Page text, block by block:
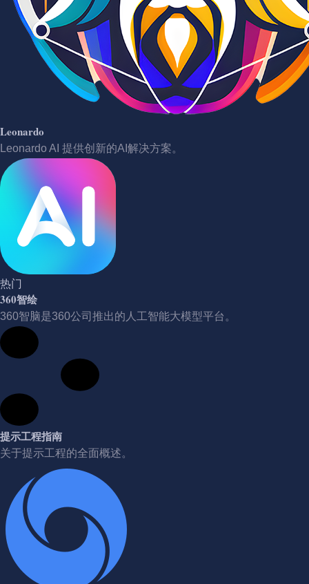
Leonardo
Leonardo AI 提供创新的AI解决方案。
热门
360智绘
360智脑是360公司推出的人工智能大模型平台。
提示工程指南
关于提示工程的全面概述。